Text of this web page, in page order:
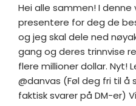
Hei alle sammen! I denne
presentere for deg de
og jeg skal dele ned
gang og deres trinnvise
flere millioner dollar. Nyt!
@danvas (Føl deg fri til å
faktisk svarer på DM-er)